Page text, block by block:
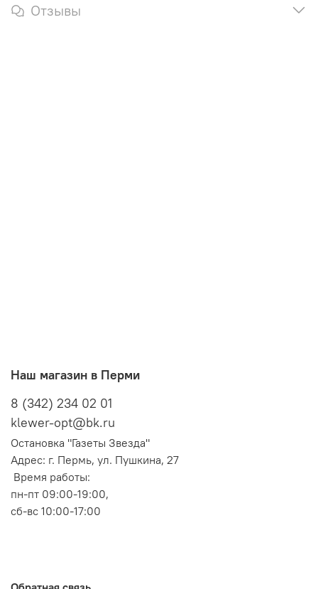
Отзывы
Наш магазин в Перми
8 (342) 234 02 01
klewer-opt@bk.ru
Остановка "Газеты Звезда"
Адрес: г. Пермь, ул. Пушкина, 27
Время работы:
пн-пт 09:00-19:00,
сб-вс 10:00-17:00